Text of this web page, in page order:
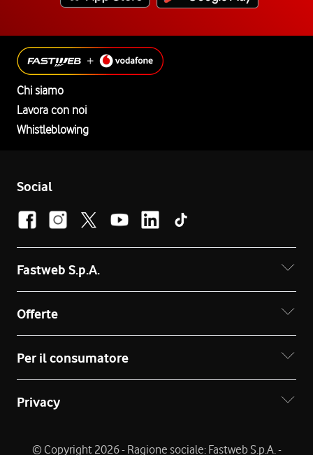
Chi siamo
Lavora con noi
Whistleblowing
Social
Fastweb S.p.A.
Offerte
Per il consumatore
Privacy
© Copyright 2026 - Ragione sociale: Fastweb S.p.A. -